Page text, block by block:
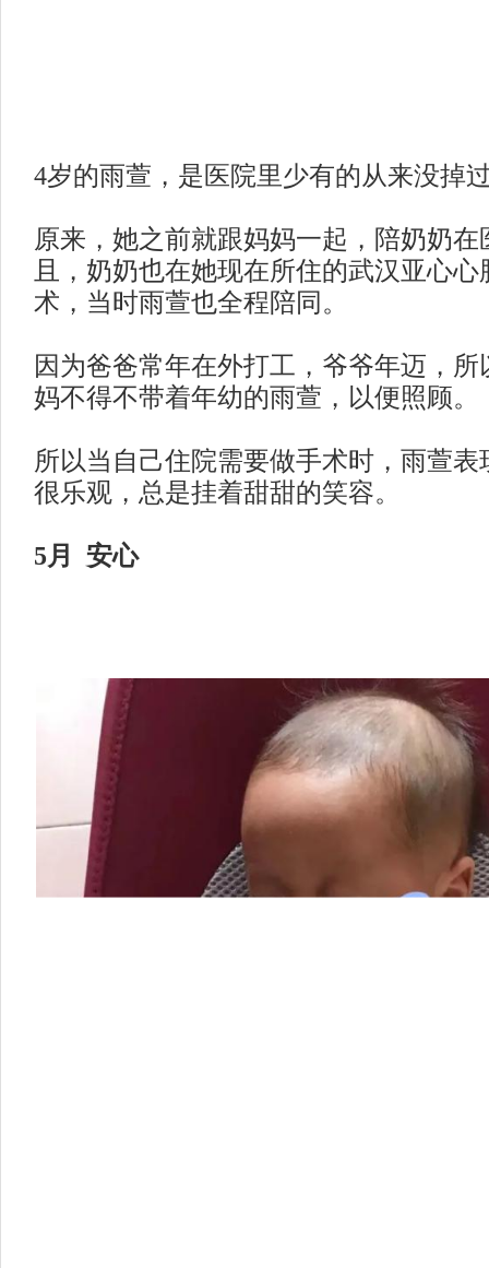
4岁的雨萱，是医院里少有的从来没掉
原来，她之前就跟妈妈一起，陪奶奶
且，奶奶也在她现在所住的武汉亚心
术，当时雨萱也全程陪同。
因为爸爸常年在外打工，爷爷年迈，
妈不得不带着年幼的雨萱，以便照顾。
所以当自己住院需要做手术时，雨萱
很乐观，总是挂着甜甜的笑容。
5月 安心